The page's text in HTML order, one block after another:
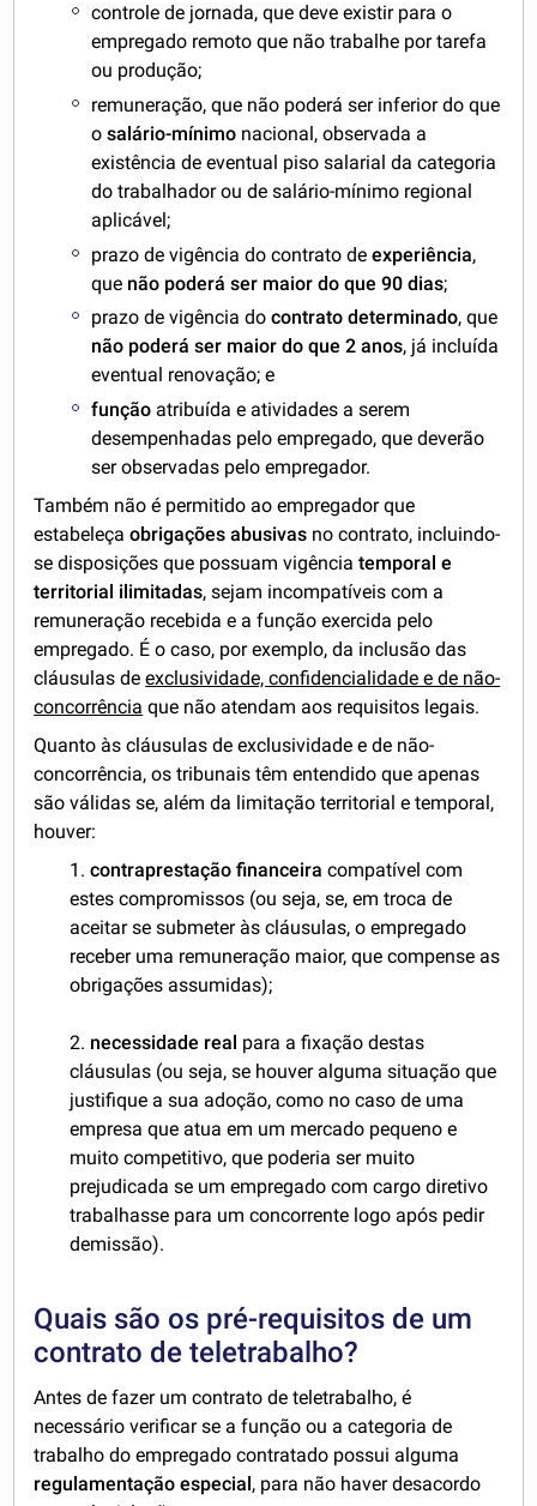
controle de jornada, que deve existir para o
empregado remoto que não trabalhe por tarefa
ou produção;
remuneração, que não poderá ser inferior do que
osalário-mínimo nacional, observada a
existência de eventual piso salarial da categoria
do trabalhador ou de salário-mínimo regional
aplicável;
prazo de vigência do contrato deexperiência,
que não poderá ser maior do que 90 dias;
prazo de vigência docontrato determinado, que
não poderá ser maior do que 2 anos, já incluída
eventual renovação; e
função atribuída e atividades a serem
desempenhadas pelo empregado, que deverão
ser observadas pelo empregador.
Também não é permitido ao empregador que
estabeleçaobrigações abusivas no contrato, incluindo-
se disposições que possuam vigênciatemporal e
territorial ilimitadas, sejam incompatíveis com a
remuneração recebida e a função exercida pelo
empregado. É o caso, por exemplo, da inclusão das
cláusulas deexclusividade, confidencialidade e de não-
concorrência que não atendam aos requisitos legais.
Quanto às cláusulas de exclusividade e de não-
concorrência, os tribunais têm entendido que apenas
são válidas se, além da limitação territorial e temporal,
houver:
1.contraprestação financeiracompatível com
estes compromissos (ou seja, se, em troca de
aceitar se submeter às cláusulas, o empregado
receber uma remuneração maior, que compense as
obrigações assumidas);
2. necessidade real para a fixação destas
cláusulas (ou seja, se houver alguma situação que
justifique a sua adoção, como no caso de uma
empresa que atua em um mercado pequeno e
muito competitivo, que poderia ser muito
prejudicada se um empregado com cargo diretivo
trabalhasse para um concorrente logo após pedir
demissão).
Quais são os pré-requisitos de um
contrato de teletrabalho?
Antes de fazer um contrato de teletrabalho, é
necessário verificar se a função ou a categoria de
trabalho do empregado contratado possui alguma
regulamentação especial , para não haver desacordo